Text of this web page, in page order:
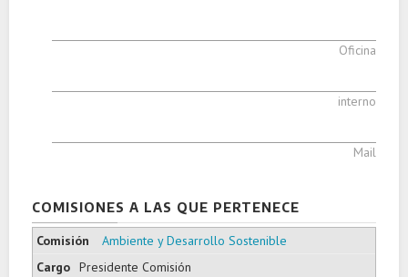
Oficina
interno
Mail
COMISIONES A LAS QUE PERTENECE
Ambiente y Desarrollo Sostenible
Presidente Comisión